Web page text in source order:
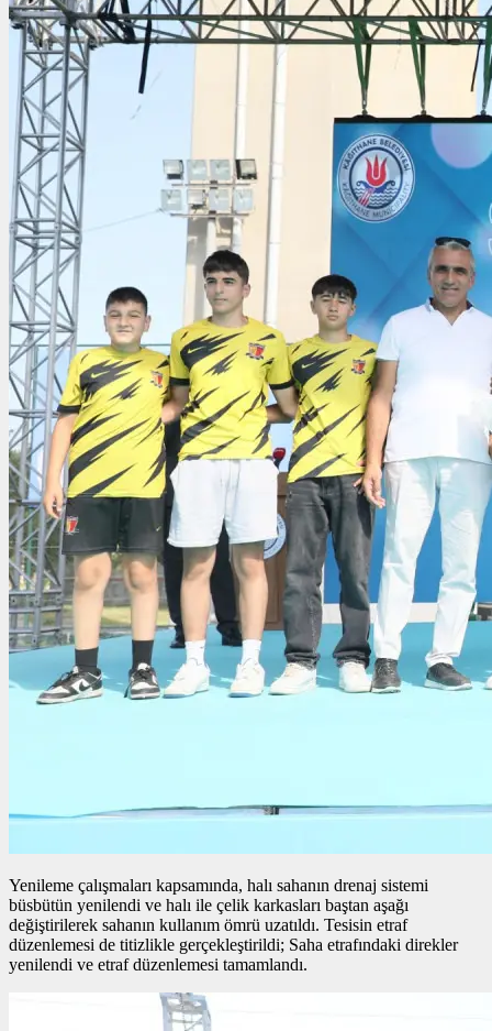
Yenileme çalışmaları kapsamında, halı sahanın drenaj sistemi
büsbütün yenilendi ve halı ile çelik karkasları baştan aşağı
değiştirilerek sahanın kullanım ömrü uzatıldı. Tesisin etraf
düzenlemesi de titizlikle gerçekleştirildi; Saha etrafındaki direkler
yenilendi ve etraf düzenlemesi tamamlandı.